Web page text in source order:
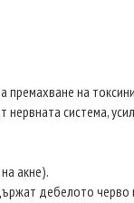
на
нервната система,
акне).
дебелото